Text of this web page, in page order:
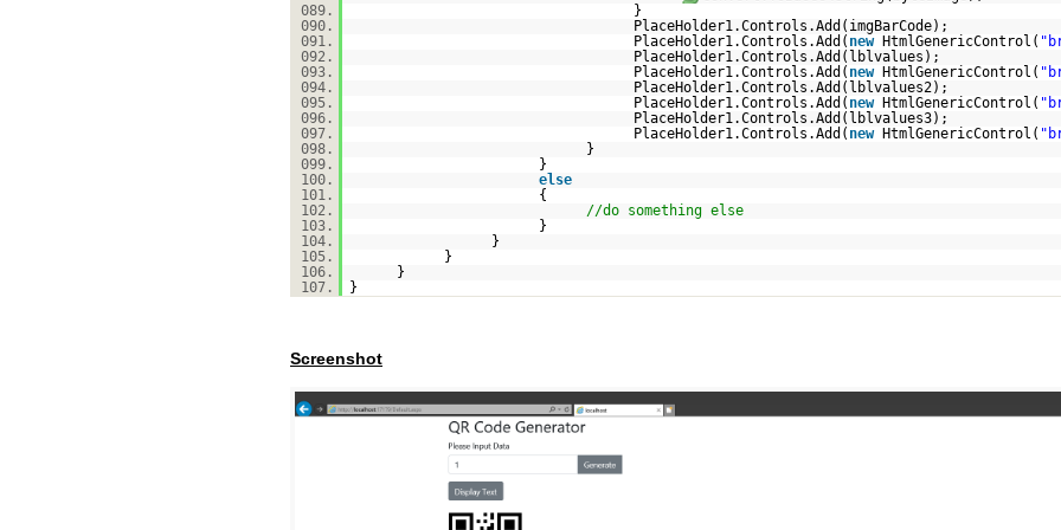
089.
}
090.
PlaceHolder1.Controls.Add(imgBarCode);
091.
PlaceHolder1.Controls.Add( new HtmlGenericControl(
092.
PlaceHolder1.Controls.Add(lblvalues);
093.
PlaceHolder1.Controls.Add( new HtmlGenericControl(
094.
PlaceHolder1.Controls.Add(lblvalues2);
095.
PlaceHolder1.Controls.Add( new HtmlGenericControl(
096.
PlaceHolder1.Controls.Add(lblvalues3);
097.
PlaceHolder1.Controls.Add( new HtmlGenericControl(
098.
}
099.
}
100.
else
101.
{
102.
//do something else
103.
}
104.
}
105.
}
106.
}
107.
}
Screenshot